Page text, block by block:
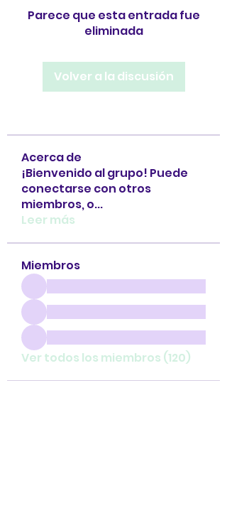
Parece que esta entrada fue
eliminada
Volver a la discusión
Acerca de
¡Bienvenido al grupo! Puede
conectarse con otros
miembros, o...
Leer más
Miembros
Ver todos los miembros (120)